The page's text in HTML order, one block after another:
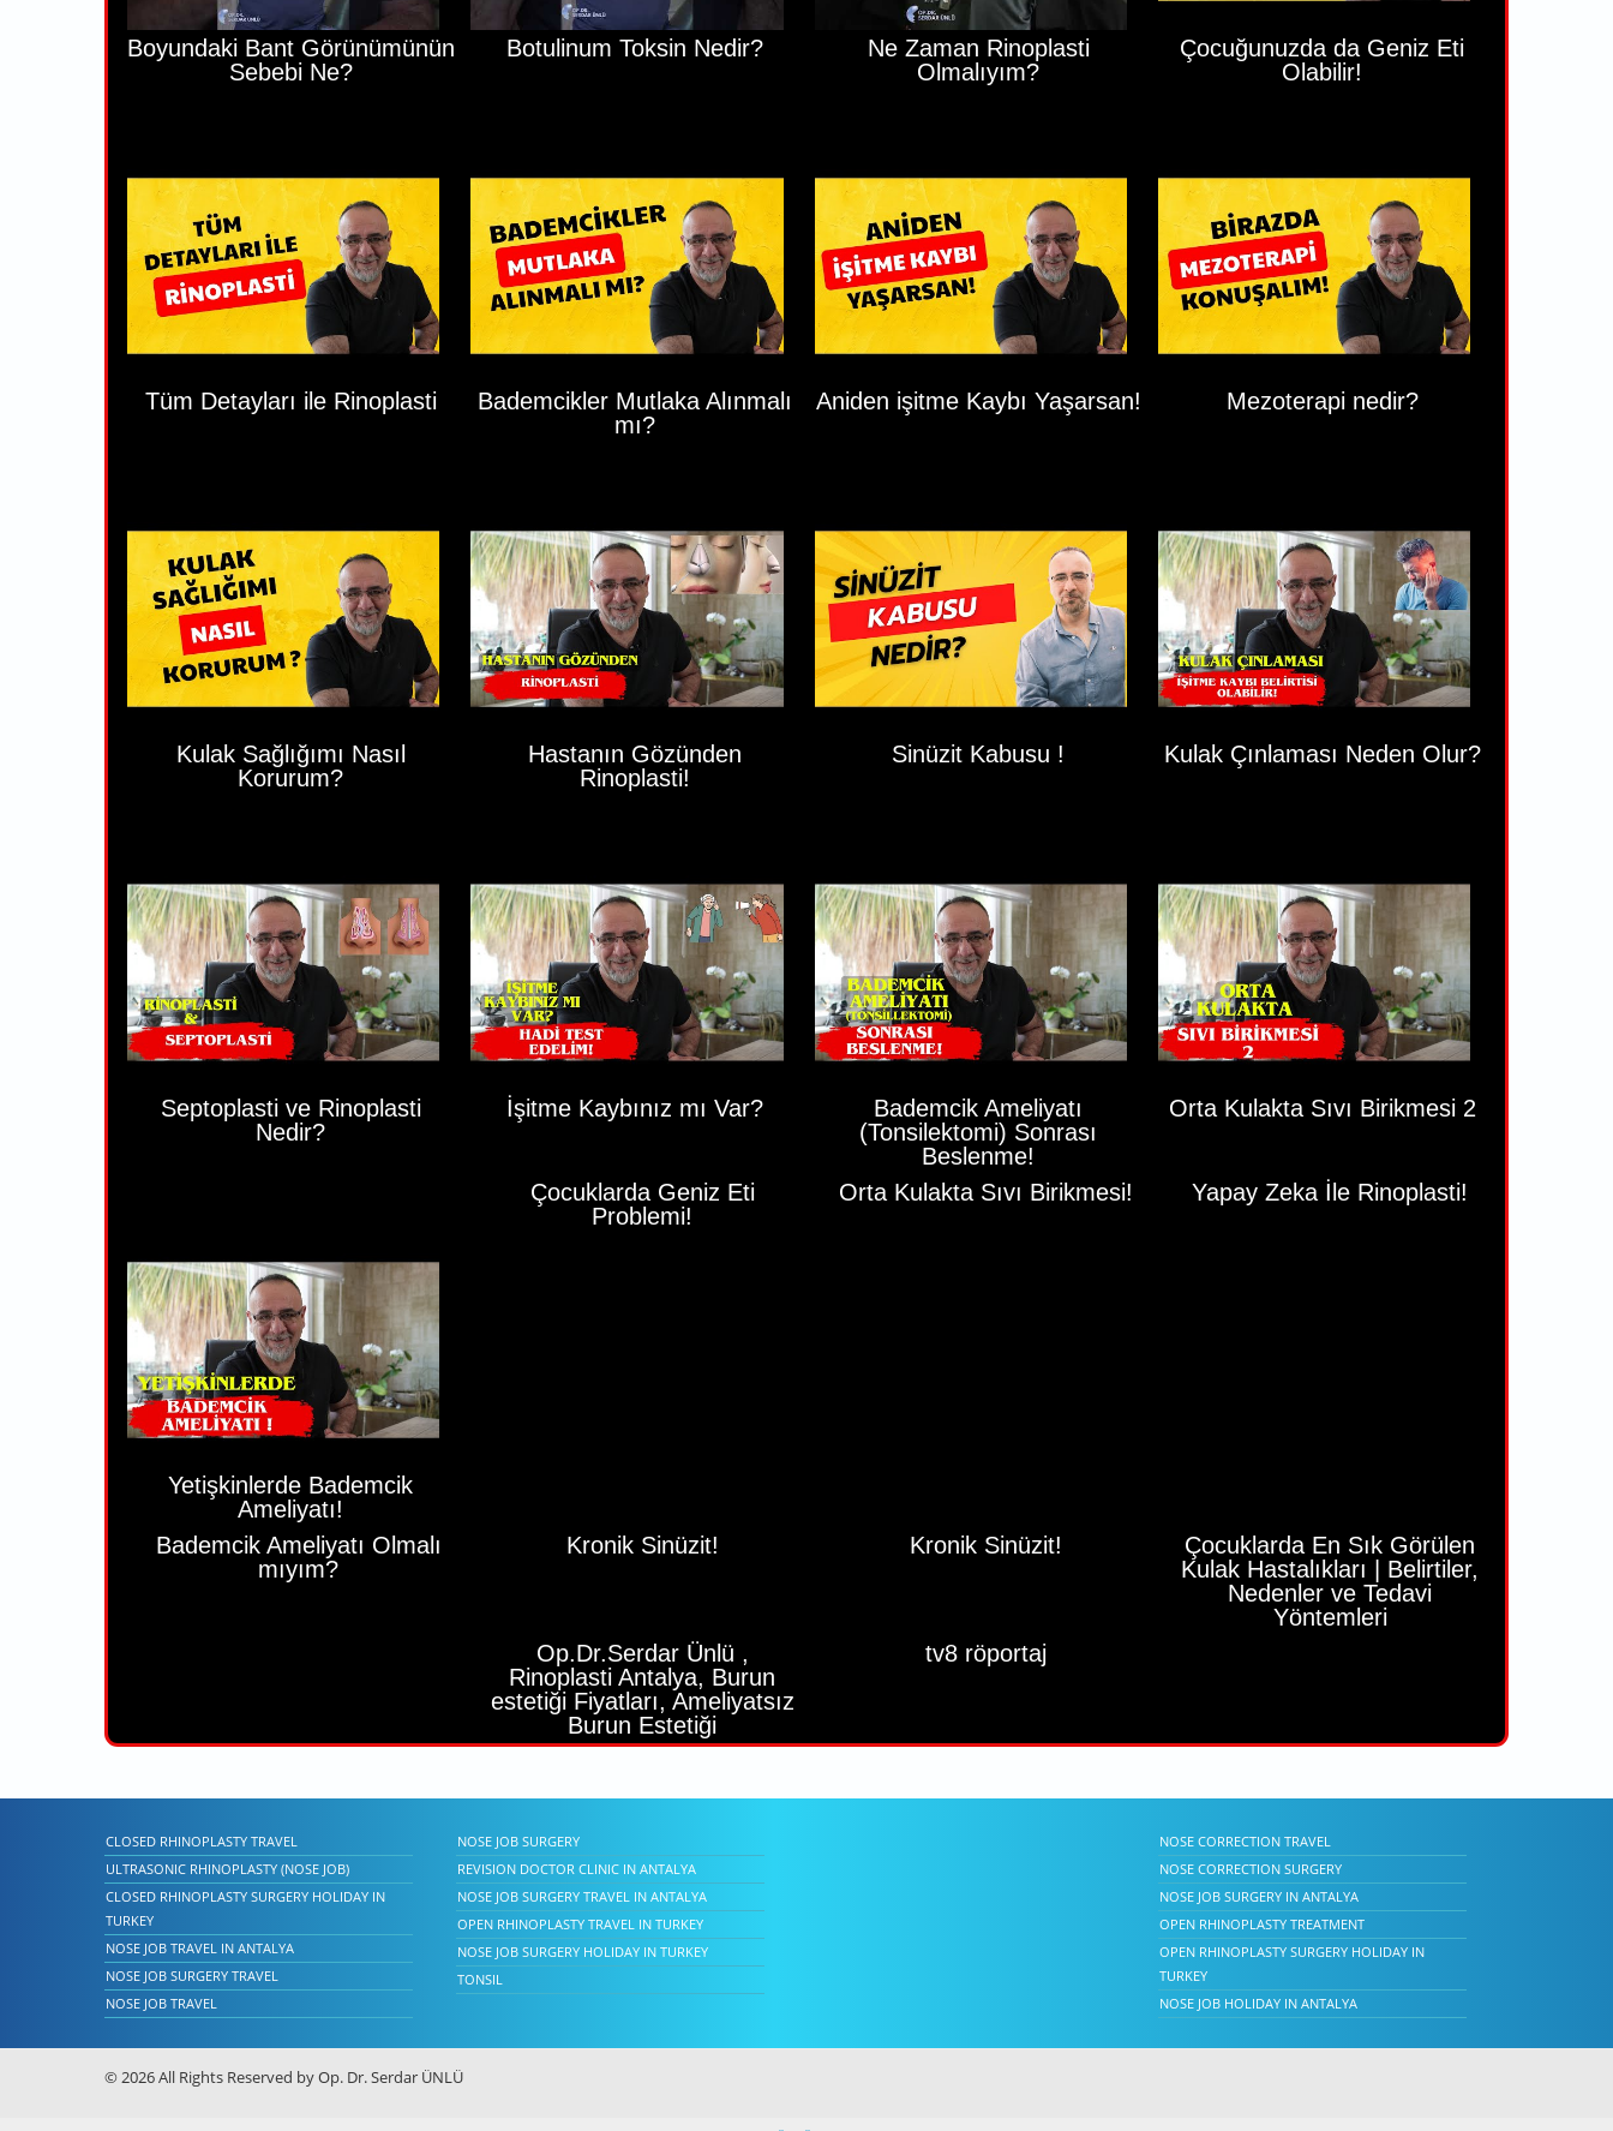
Boyundaki Bant Görünümünün
Sebebi Ne?
Botulinum Toksin Nedir?
Ne Zaman Rinoplasti
Olmalıyım?
Çocuğunuzda da Geniz Eti
Olabilir!
Tüm Detayları ile Rinoplasti
Bademcikler Mutlaka Alınmalı
mı?
Aniden işitme Kaybı Yaşarsan! Mezoterapi nedir?
Kulak Sağlığımı Nasıl
Korurum?
Hastanın Gözünden
Rinoplasti!
Sinüzit Kabusu ! Kulak Çınlaması Neden Olur?
Septoplasti ve Rinoplasti
Nedir?
İşitme Kaybınız mı Var?
Bademcik Ameliyatı
(Tonsilektomi) Sonrası
Beslenme!
Orta Kulakta Sıvı Birikmesi 2
Yetişkinlerde Bademcik
Ameliyatı!
Çocuklarda Geniz Eti
Problemi!
Orta Kulakta Sıvı Birikmesi! Yapay Zeka İle Rinoplasti!
Bademcik Ameliyatı Olmalı
mıyım?
Kronik Sinüzit! Kronik Sinüzit!
Çocuklarda En Sık Görülen
Kulak Hastalıkları | Belirtiler,
Nedenler ve Tedavi
Yöntemleri
Op.Dr.Serdar Ünlü ,
Rinoplasti Antalya, Burun
estetiği Fiyatları, Ameliyatsız
Burun Estetiği
tv8 röportaj
CLOSED RHINOPLASTY TRAVEL
ULTRASONIC RHINOPLASTY (NOSE JOB)
CLOSED RHINOPLASTY SURGERY HOLIDAY IN
TURKEY
NOSE JOB TRAVEL IN ANTALYA
NOSE JOB SURGERY TRAVEL
NOSE JOB TRAVEL
NOSE JOB SURGERY
REVISION DOCTOR CLINIC IN ANTALYA
NOSE JOB SURGERY TRAVEL IN ANTALYA
OPEN RHINOPLASTY TRAVEL IN TURKEY
NOSE JOB SURGERY HOLIDAY IN TURKEY
TONSIL
NOSE CORRECTION TRAVEL
NOSE CORRECTION SURGERY
NOSE JOB SURGERY IN ANTALYA
OPEN RHINOPLASTY TREATMENT
OPEN RHINOPLASTY SURGERY HOLIDAY IN
TURKEY
NOSE JOB HOLIDAY IN ANTALYA
© 2026 All Rights Reserved by Op. Dr. Serdar ÜNLÜ